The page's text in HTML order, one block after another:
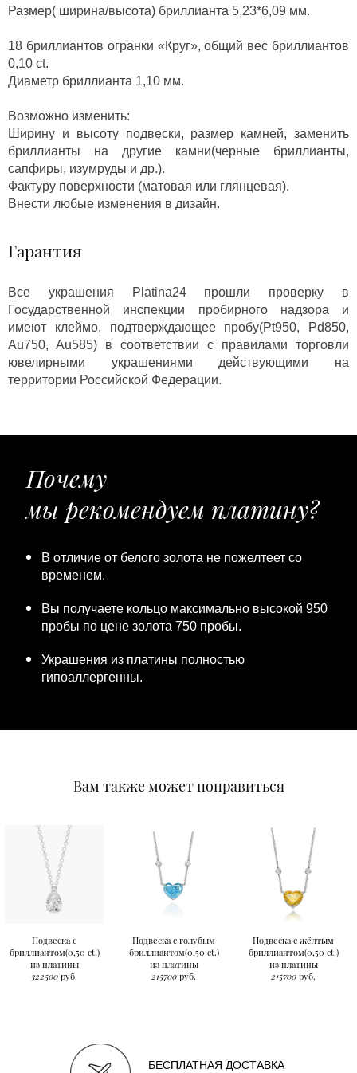
Размер( ширина/высота) бриллианта 5,23*6,09 мм.
18 бриллиантов огранки «Круг», общий вес бриллиантов
0,10 ct.
Диаметр бриллианта 1,10 мм.
Возможно изменить:
Ширину и высоту подвески, размер камней, заменить
бриллианты на другие камни(черные бриллианты,
сапфиры, изумруды и др.).
Фактуру поверхности (матовая или глянцевая).
Внести любые изменения в дизайн.
Гарантия
Все украшения Platina24 прошли проверку в
Государственной инспекции пробирного надзора и
имеют клеймо, подтверждающее пробу(Pt950, Pd850,
Au750, Au585) в соответствии с правилами торговли
ювелирными украшениями действующими на
территории Российской Федерации.
Почему
мы рекомендуем платину?
В отличие от белого золота не пожелтеет со
временем.
Вы получаете кольцо максимально высокой 950
пробы по цене золота 750 пробы.
Украшения из платины полностью
гипоаллергенны.
Вам также может понравиться
Подвеска с
бриллиантом(0,50 ct.)
из платины
322500 руб.
Подвеска с голубым
бриллиантом(0,50 ct.)
из платины
215700 руб.
Подвеска с жёлтым
бриллиантом(0,50 ct.)
из платины
215700 руб.
БЕСПЛАТНАЯ ДОСТАВКА